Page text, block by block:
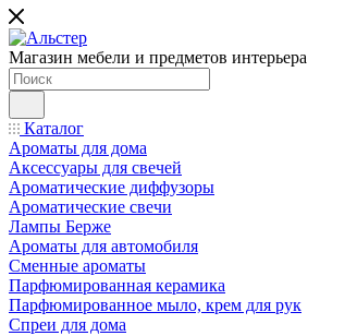
Магазин мебели и предметов интерьера
Каталог
Ароматы для дома
Аксессуары для свечей
Ароматические диффузоры
Ароматические свечи
Лампы Берже
Ароматы для автомобиля
Сменные ароматы
Парфюмированная керамика
Парфюмированное мыло, крем для рук
Спреи для дома